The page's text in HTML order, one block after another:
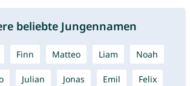
beliebte Jungennamen
Finn Matteo Liam Noah
Julian Jonas Emil Felix